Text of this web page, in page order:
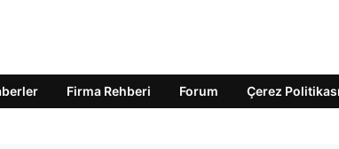
Firma Rehberi Forum Çerez Politikası